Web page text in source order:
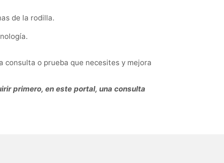
de la rodilla.
consulta o prueba que necesites y mejora
primero, en este portal, una consulta